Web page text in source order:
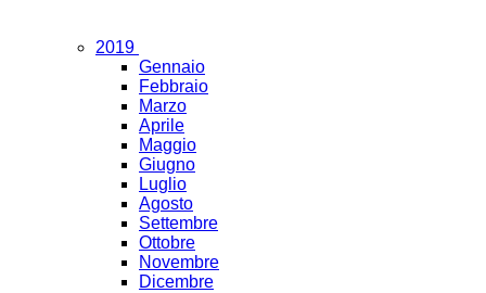
2019
Gennaio
Febbraio
Marzo
Aprile
Maggio
Giugno
Luglio
Agosto
Settembre
Ottobre
Novembre
Dicembre